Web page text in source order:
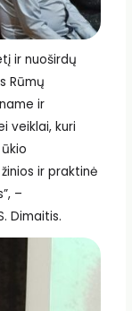
ir nuoširdų
Rūmų
ir
veiklai, kuri
ir praktinė
–
Dimaitis.